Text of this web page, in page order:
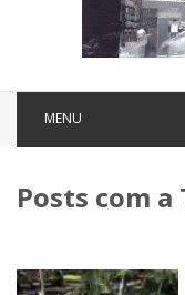
MENU
Posts com a